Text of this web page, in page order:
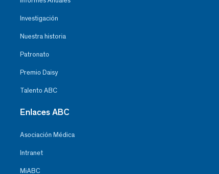
Investigación
Nuestra historia
Patronato
Premio Daisy
Talento ABC
Enlaces ABC
Asociación Médica
Intranet
MiABC